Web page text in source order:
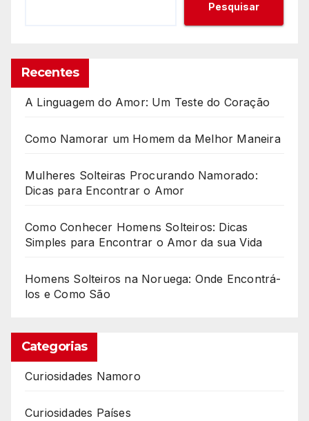
Pesquisar
Recentes
A Linguagem do Amor: Um Teste do Coração
Como Namorar um Homem da Melhor Maneira
Mulheres Solteiras Procurando Namorado:
Dicas para Encontrar o Amor
Como Conhecer Homens Solteiros: Dicas
Simples para Encontrar o Amor da sua Vida
Homens Solteiros na Noruega: Onde Encontrá-
los e Como São
Categorias
Curiosidades Namoro
Curiosidades Países